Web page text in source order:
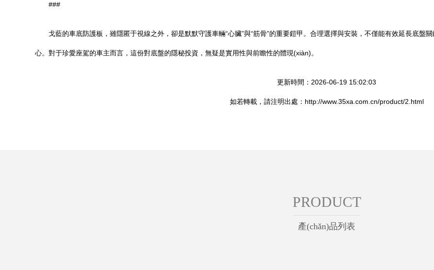
###
戈藍的車底防護板，雖隱匿于視線之外，卻是默默守護車輛“心臟”與“筋骨”的重要鎧甲。合理選擇與安裝，不僅能有效延長底盤
心。對于珍愛座駕的車主而言，這份對底盤的隱秘投資，無疑是實用性與前瞻性的體現(xiàn)。
更新時間：2026-06-19 15:02:03
如若轉載，請注明出處：http://www.35xa.com.cn/product/2.html
PRODUCT
產(chǎn)品列表